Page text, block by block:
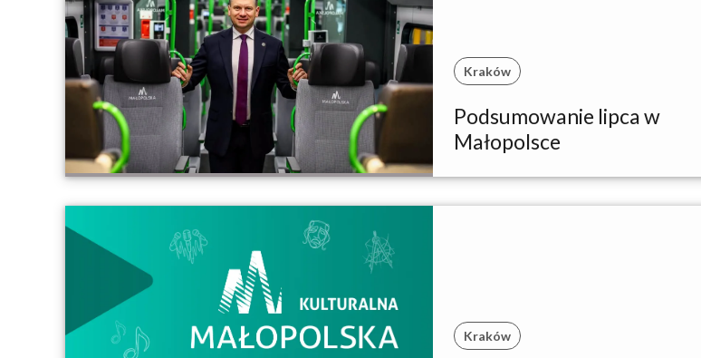
Kraków
Podsumowanie lipca w
Małopolsce
Kraków